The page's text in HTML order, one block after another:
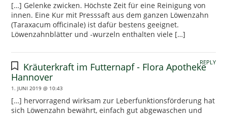
[…] Gelenke zwicken. Höchste Zeit für eine Reinigung von
innen. Eine Kur mit Presssaft aus dem ganzen Löwenzahn
(Taraxacum officinale) ist dafür bestens geeignet.
Löwenzahnblätter und -wurzeln enthalten viele […]
Kräuterkraft im Futternapf - Flora Apotheke
Hannover
1. JUNI 2019 @ 10:43
[…] hervorragend wirksam zur Leberfunktionsförderung hat
sich Löwenzahn bewährt, einfach gut abgewaschen und
REPLY